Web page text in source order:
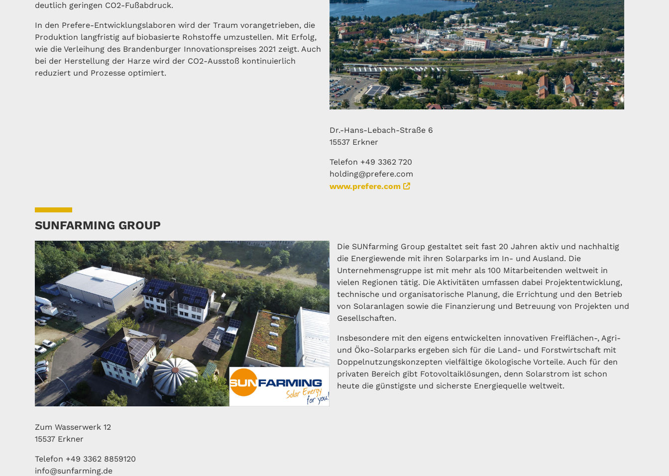
deutlich geringen CO2-Fußabdruck.
In den Prefere-Entwicklungslaboren wird der Traum vorangetrieben, die
Produktion langfristig auf biobasierte Rohstoffe umzustellen. Mit Erfolg,
wie die Verleihung des Brandenburger Innovationspreises 2021 zeigt. Auch
bei der Herstellung der Harze wird der CO2-Ausstoß kontinuierlich
reduziert und Prozesse optimiert.
Dr.-Hans-Lebach-Straße 6
15537 Erkner
Telefon +49 3362 720
holding@prefere.com
www.prefere.com
SUNFARMING GROUP
Zum Wasserwerk 12
15537 Erkner
Telefon +49 3362 8859120
info@sunfarming.de
Die SUNfarming Group gestaltet seit fast 20 Jahren aktiv und nachhaltig
die Energiewende mit ihren Solarparks im In- und Ausland. Die
Unternehmensgruppe ist mit mehr als 100 Mitarbeitenden weltweit in
vielen Regionen tätig. Die Aktivitäten umfassen dabei Projektentwicklung,
technische und organisatorische Planung, die Errichtung und den Betrieb
von Solaranlagen sowie die Finanzierung und Betreuung von Projekten und
Gesellschaften.
Insbesondere mit den eigens entwickelten innovativen Freiflächen-, Agri-
und Öko-Solarparks ergeben sich für die Land- und Forstwirtschaft mit
Doppelnutzungskonzepten vielfältige ökologische Vorteile. Auch für den
privaten Bereich gibt Fotovoltaiklösungen, denn Solarstrom ist schon
heute die günstigste und sicherste Energiequelle weltweit.